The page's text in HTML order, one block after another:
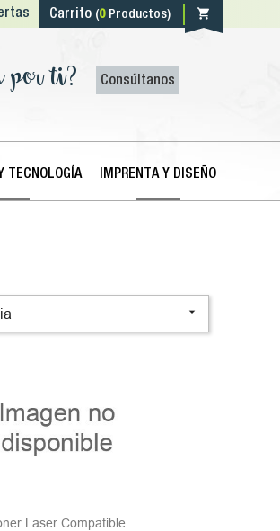
Carrito (0Productos) shopping_cart
por ti? Consúltanos
TECNOLOGÍA IMPRENTA Y DISEÑO

Laser Compatible